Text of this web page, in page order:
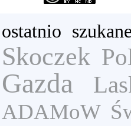
ostatnio
Skoczek
Gazda
ADAMoW